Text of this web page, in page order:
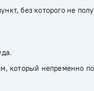
без которого не
который непременно